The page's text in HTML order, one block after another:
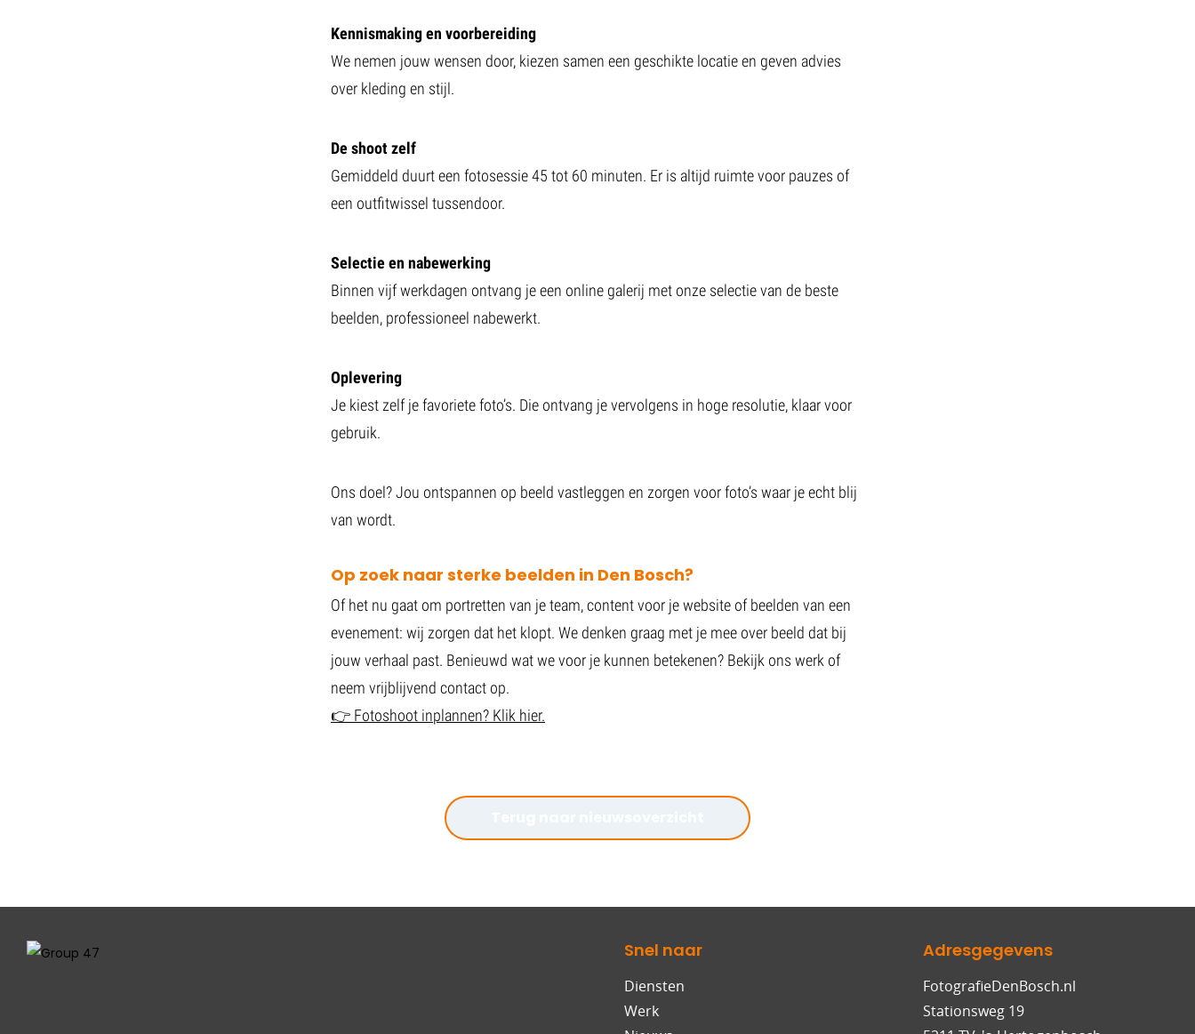
Kennismaking en voorbereiding
We nemen jouw wensen door, kiezen samen een geschikte locatie en geven advies
over kleding en stijl.
De shoot zelf
Gemiddeld duurt een fotosessie 45 tot 60 minuten. Er is altijd ruimte voor pauzes of
een outfitwissel tussendoor.
Selectie en nabewerking
Binnen vijf werkdagen ontvang je een online galerij met onze selectie van de beste
beelden, professioneel nabewerkt.
Oplevering
Je kiest zelf je favoriete foto’s. Die ontvang je vervolgens in hoge resolutie, klaar voor
gebruik.
Ons doel? Jou ontspannen op beeld vastleggen en zorgen voor foto’s waar je echt blij
van wordt.
Op zoek naar sterke beelden in Den Bosch?
Of het nu gaat om portretten van je team, content voor je website of beelden van een
evenement: wij zorgen dat het klopt. We denken graag met je mee over beeld dat bij
jouw verhaal past. Benieuwd wat we voor je kunnen betekenen? Bekijk ons werk of
neem vrijblijvend contact op.
👉 Fotoshoot inplannen? Klik hier.
Snel naar
Diensten
Werk
Adresgegevens
FotografieDenBosch.nl
Stationsweg 19